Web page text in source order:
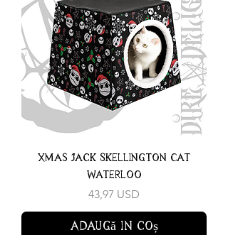
Xmas Jack Skellington Cat
Waterloo
Preț
43,97 USD
Adaugă în coș